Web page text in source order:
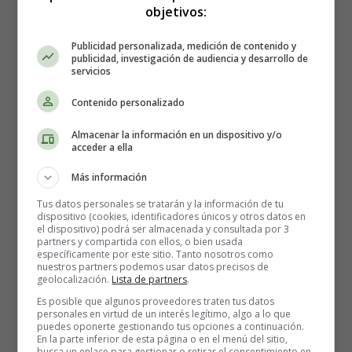
3 cucharadas de mantequilla blanda
6 cucharadas de mostaza
3 cucharadas de zumo de limón
1 cucharada de pimentón
Sal
Aceite
Elaboración del Pollo con Salsa de
Mostaza a la Miel:
Precalienta el horno: Enciende el horno y ponlo a
calentar hasta que alcance los 180ºC, asegurándote
objetivos:
Publicidad personalizada, medición de contenido y
publicidad, investigación de audiencia y desarrollo de
servicios
Contenido personalizado
Almacenar la información en un dispositivo y/o
acceder a ella
Más información
Tus datos personales se tratarán y la información de tu
dispositivo (cookies, identificadores únicos y otros datos en
el dispositivo) podrá ser almacenada y consultada por 3
partners y compartida con ellos, o bien usada
específicamente por este sitio. Tanto nosotros como
nuestros partners podemos usar datos precisos de
geolocalización. Lista de partners.
Es posible que algunos proveedores traten tus datos
personales en virtud de un interés legítimo, algo a lo que
puedes oponerte gestionando tus opciones a continuación.
En la parte inferior de esta página o en el menú del sitio,